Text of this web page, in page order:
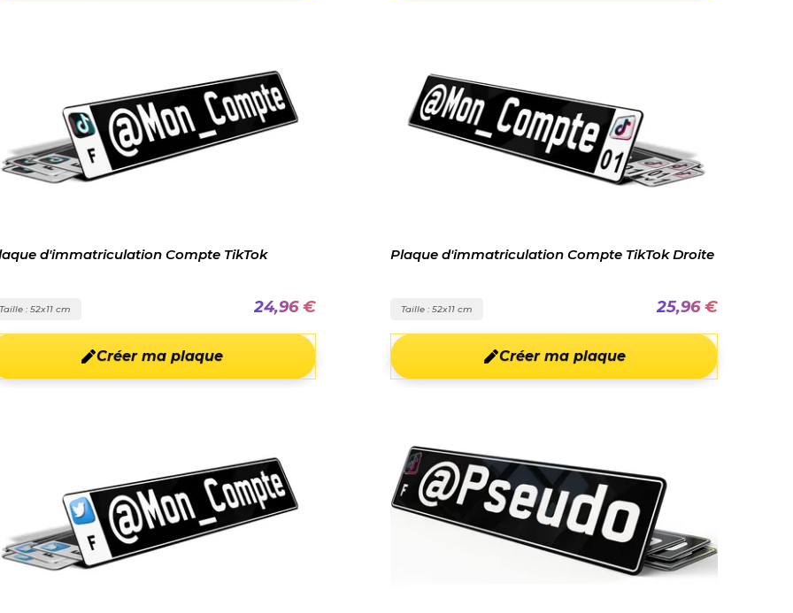
d'immatriculation Compte TikTok
: 52x11 cm 24,96 €
Créer ma plaque
Plaque d'immatriculation Compte TikTok Droite
Taille : 52x11 cm 25,96 €
Créer ma plaque